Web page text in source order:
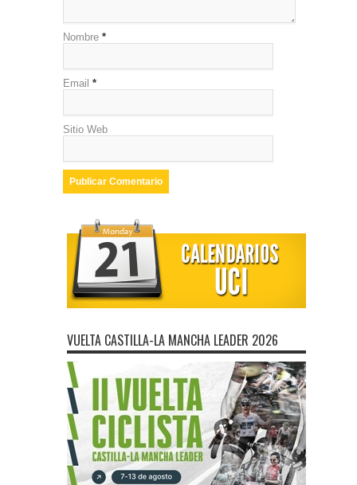
Nombre *
Email *
Sitio Web
VUELTA CASTILLA-LA MANCHA LEADER 2026